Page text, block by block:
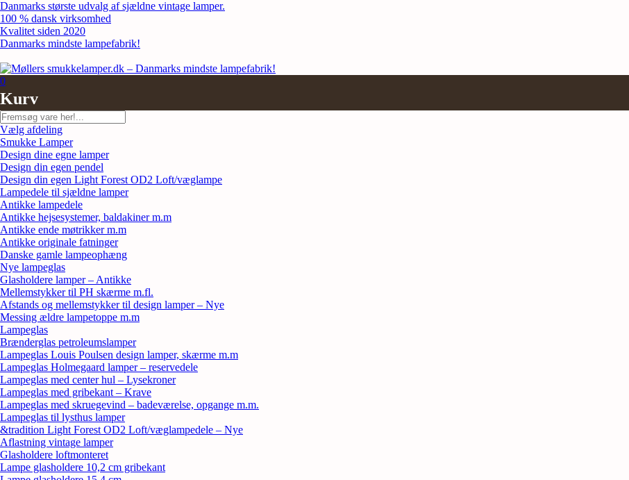
Skip
to
content
Danmarks største udvalg af sjældne vintage lamper.
100 % dansk virksomhed
Kvalitet siden 2020
Danmarks mindste lampefabrik!
0
Kurv
Søg
Vælg afdeling
Smukke Lamper
Design dine egne lamper
Design din egen pendel
Design din egen Light Forest OD2 Loft/væglampe
Lampedele til sjældne lamper
Antikke lampedele
Antikke hejsesystemer, baldakiner m.m
Antikke ende møtrikker m.m
Antikke originale fatninger
Danske gamle lampeophæng
Nye lampeglas
Glasholdere lamper – Antikke
Mellemstykker til PH skærme m.fl.
Afstands og mellemstykker til design lamper – Nye
Messing ældre lampetoppe m.m
Lampeglas
Brænderglas petroleumslamper
Lampeglas Louis Poulsen design lamper, skærme m.m
Lampeglas Holmegaard lamper – reservedele
Lampeglas med center hul – Lysekroner
Lampeglas med gribekant – Krave
Lampeglas med skruegevind – badeværelse, opgange m.m.
Lampeglas til lysthus lamper
&tradition Light Forest OD2 Loft/væglampedele – Nye
Aflastning vintage lamper
Glasholdere loftmonteret
Lampe glasholdere 10,2 cm gribekant